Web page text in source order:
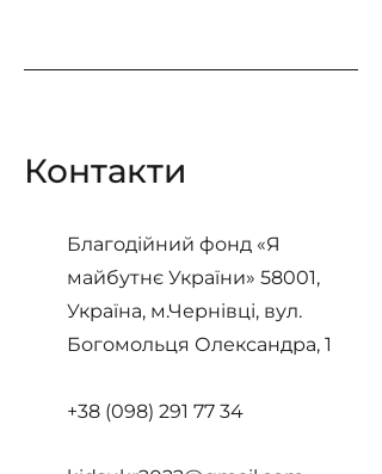
Контакти
Благодійний фонд «Я
майбутнє України» 58001,
Україна, м.Чернівці, вул.
Богомольця Олександра, 1
+38 (098) 291 77 34